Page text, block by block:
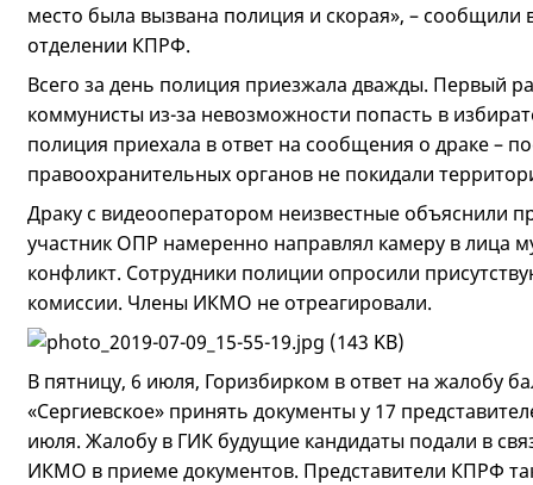
место была вызвана полиция и скорая», –
отделении КПРФ.
Всего за день полиция приезжала дважды. Первый
коммунисты из-за невозможности попасть в
полиция приехала в ответ на сообщения о драке –
правоохранительных органов не покидали
Драку с видеооператором неизвестные объяснили
участник ОПР намеренно направлял камеру в лица
конфликт. Сотрудники полиции опросили
комиссии. Члены ИКМО не отреагировали.
В пятницу, 6 июля, Горизбирком в ответ на жалобу
«Сергиевское» принять документы у 17
июля. Жалобу в ГИК будущие кандидаты подали в
ИКМО в приеме документов. Представители КПРФ